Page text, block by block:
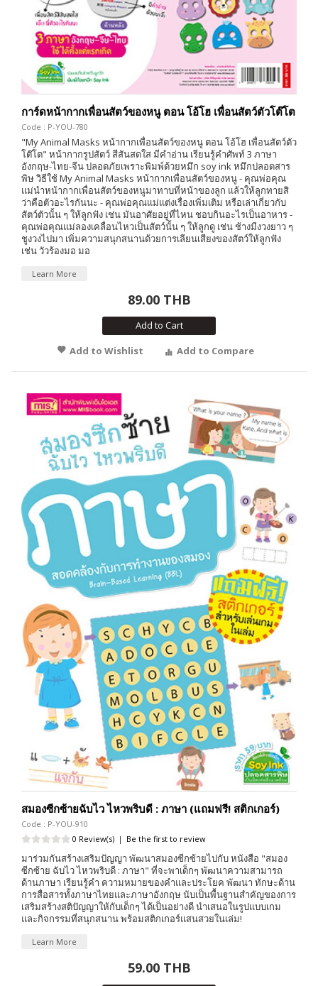
การ์ดหน้ากากเพื่อนสัตว์ของหนู ตอน โอ้โฮ เพื่อนสัตว์ตัวโต๊โต
Code : P-YOU-780
"My Animal Masks หน้ากากเพื่อนสัตว์ของหนู ตอน โอ้โฮ เพื่อนสัตว์ตัว
โต๊โต" หน้ากากรูปสัตว์ สีสันสดใส มีคำอ่าน เรียนรู้คำศัพท์ 3 ภาษา
อังกฤษ-ไทย-จีน ปลอดภัยเพราะพิมพ์ด้วยหมึก soy ink หมึกปลอดสาร
พิษ วิธีใช้ My Animal Masks หน้ากากเพื่อนสัตว์ของหนู - คุณพ่อคุณ
แม่นำหน้ากากเพื่อนสัตว์ของหนูมาทาบที่หน้าของลูก แล้วให้ลูกทายสิ
ว่าคือตัวอะไรกันนะ - คุณพ่อคุณแม่แต่งเรื่องเพิ่มเติม หรือเล่าเกี่ยวกับ
สัตว์ตัวนั้น ๆ ให้ลูกฟัง เช่น มันอาศัยอยู่ที่ไหน ชอบกินอะไรเป็นอาหาร -
คุณพ่อคุณแม่ลองเคลื่อนไหวเป็นสัตว์นั้น ๆ ให้ลูกดู เช่น ช้างมีงวงยาว ๆ
ชูงวงไปมา เพิ่มความสนุกสนานด้วยการเลียนเสียงของสัตว์ให้ลูกฟัง
เช่น วัวร้องมอ มอ
Learn More
89.00 THB
Add to Cart
Add to Wishlist
Add to Compare
สมองซีกซ้ายฉับไว ไหวพริบดี : ภาษา (แถมฟรี! สติกเกอร์)
Code : P-YOU-910
0 Review(s) | Be the first to review
มาร่วมกันสร้างเสริมปัญญา พัฒนาสมองซีกซ้ายไปกับ หนังสือ "สมอง
ซีกซ้าย ฉับไว ไหวพริบดี : ภาษา" ที่จะพาเด็กๆ พัฒนาความสามารถ
ด้านภาษา เรียนรู้คำ ความหมายของคำและประโยค พัฒนา ทักษะด้าน
การสื่อสารทั้งภาษาไทยและภาษาอังกฤษ นับเป็นพื้นฐานสำคัญของการ
เสริมสร้างสติปัญญาให้กับเด็กๆ ได้เป็นอย่างดี นำเสนอในรูปแบบเกม
และกิจกรรมที่สนุกสนาน พร้อมสติกเกอร์แสนสวยในเล่ม!
Learn More
59.00 THB